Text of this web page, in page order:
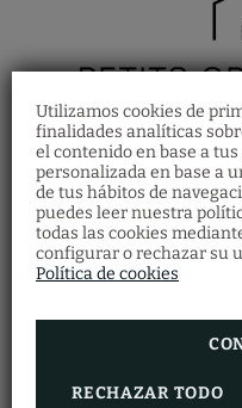
Utilizamos cookies de
finalidades analíticas
el contenido en base a
personalizada en base a
de tus hábitos de
puedes leer nuestra
todas las cookies
configurar o rechazar su
Política de cookies
RECHAZAR TODO
Haz tu
Descubre
tus seres